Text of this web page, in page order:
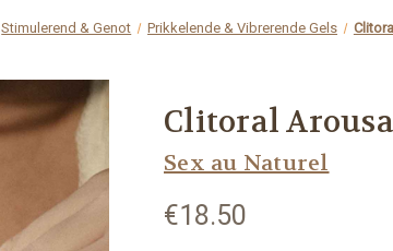
Stimulerend & Genot Prikkelende & Vibrerende Gels
Clitoral
Sex au Naturel
€18.50